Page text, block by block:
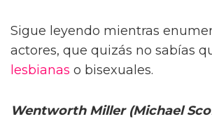
Sigue leyendo mientras
actores, que quizás no sabías
lesbianas o bisexuales.
Wentworth Miller (Michael